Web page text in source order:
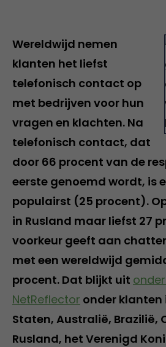
Wereldwijd nemen
klanten het liefst
telefonisch contact op
met bedrijven voor hun
vragen en klachten. Na
telefonisch contact, dat
door 66 procent van de
eerste genoemd wordt, is
populairst (25 procent).
in Rusland maar liefst 27
voorkeur geeft aan
met een wereldwijd
procent. Dat blijkt uit
NetReflector onder klanten
Staten, Australië, Brazilië,
Rusland, het Verenigd